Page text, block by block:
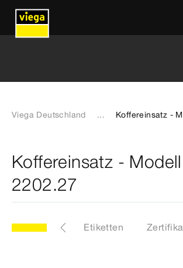
Viega Deutschland ... Koffereinsatz -
Koffereinsatz - Modell
2202.27
Artikel Etiketten